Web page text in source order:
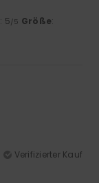
: 5/5 Größe:
Verifizierter Kauf